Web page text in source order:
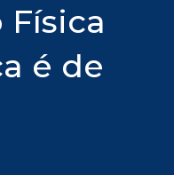
Física
é de